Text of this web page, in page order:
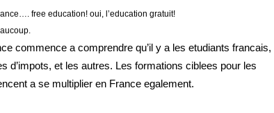
free education! oui, l’education gratuit!
commence a comprendre qu’il y a les etudiants francais,
d’impots, et les autres. Les formations ciblees pour les
a se multiplier en France egalement.